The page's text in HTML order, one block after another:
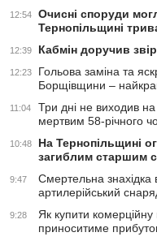
12:54
Очисні споруди
Тернопільщині
12:39 Кабмін доручив
12:23
Гольова заміна та
Борщівщини –
11:04
Три дні не виходив
мертвим 58-річного
10:48
На Тернопільщині
загиблим старшим
9:47
Смертельна знахідка
артилерійський
9:28
Як купити
приноситиме